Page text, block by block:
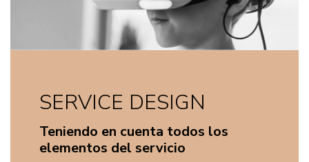
SERVICE DESIGN
Teniendo en cuenta todos los
elementos del servicio